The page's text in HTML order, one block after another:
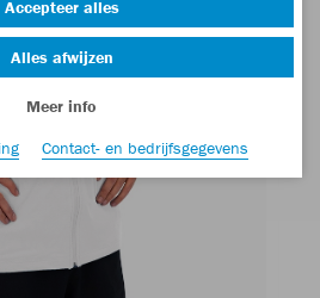
Accepteer alles
Alles afwijzen
Meer info
Contact- en bedrijfsgegevens